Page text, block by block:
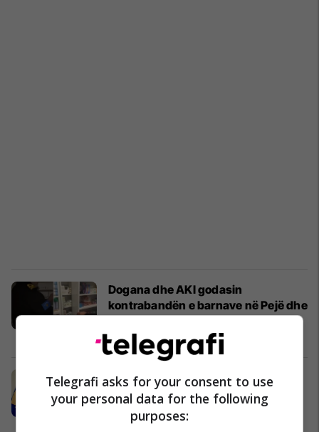
Dogana dhe AKI godasin
kontrabandën e barnave në Pejë dhe
Shëndetësi 29/01/2026
KOSTT dhe AKI diskutojnë për
forcimin e sigurisë së
Energjetika 15/01/2026
Telegrafi asks for your consent to use
your personal data for the following
purposes: